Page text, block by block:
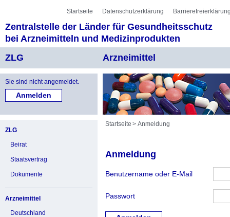
Sprung zur Servicenavigation
Sprung zur Hauptnavigation
Sprung zur Unternavigation
Sprung zur Suche
Sprung zum Inhalt
Sprung zum Fußbereich
Startseite Datenschutzerklärung
Zentralstelle der Länder für Gesundheitsschutz
bei Arzneimitteln und Medizinprodukten
ZLG
Arzneimittel
Sie sind nicht angemeldet.
ZLG
Beirat
Staatsvertrag
Dokumente
Arzneimittel
Deutschland
Startseite Anmeldung
Anmeldung
Benutzername oder E-Mail
Passwort